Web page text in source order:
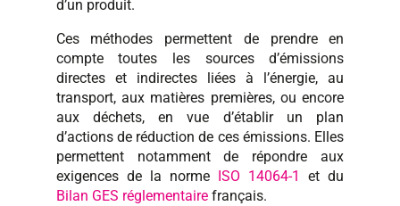
d’un produit.
Ces méthodes permettent de prendre en
compte toutes les sources d’émissions
directes et indirectes liées à l’énergie, au
transport, aux matières premières, ou encore
aux déchets, en vue d’établir un plan
d’actions de réduction de ces émissions. Elles
permettent notamment de répondre aux
exigences de la norme ISO 14064-1
et du
Bilan GES réglementairefrançais.